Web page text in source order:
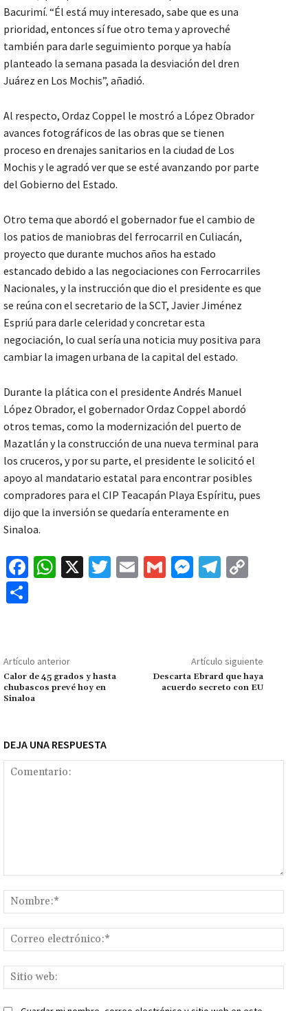
Bacurimí. “Él está muy interesado, sabe que es una
prioridad, entonces sí fue otro tema y aproveché
también para darle seguimiento porque ya había
planteado la semana pasada la desviación del dren
Juárez en Los Mochis”, añadió.
Al respecto, Ordaz Coppel le mostró a López Obrador
avances fotográficos de las obras que se tienen
proceso en drenajes sanitarios en la ciudad de Los
Mochis y le agradó ver que se esté avanzando por parte
del Gobierno del Estado.
Otro tema que abordó el gobernador fue el cambio de
los patios de maniobras del ferrocarril en Culiacán,
proyecto que durante muchos años ha estado
estancado debido a las negociaciones con Ferrocarriles
Nacionales, y la instrucción que dio el presidente es que
se reúna con el secretario de la SCT, Javier Jiménez
Espriú para darle celeridad y concretar esta
negociación, lo cual sería una noticia muy positiva para
cambiar la imagen urbana de la capital del estado.
Durante la plática con el presidente Andrés Manuel
López Obrador, el gobernador Ordaz Coppel abordó
otros temas, como la modernización del puerto de
Mazatlán y la construcción de una nueva terminal para
los cruceros, y por su parte, el presidente le solicitó el
apoyo al mandatario estatal para encontrar posibles
compradores para el CIP Teacapán Playa Espíritu, pues
dijo que la inversión se quedaría enteramente en
Sinaloa.
Fa
o
k
W
p
p
X
T
E
G
M
ge
r
Te
m Li
n
k
p
ar
tir
Artículo anterior
Calor de 45 grados y hasta
chubascos prevé hoy en
Sinaloa
Artículo siguiente
Descarta Ebrard que haya
acuerdo secreto con EU
DEJA UNA RESPUESTA
web: